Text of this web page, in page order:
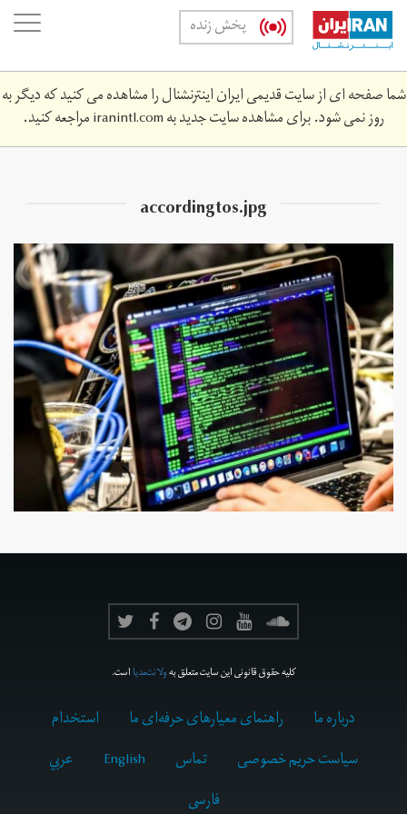
Skip
main
content
پخش زنده
شما صفحه ای از سایت قدیمی ایران اینترنشنال را مشاهده می کنید که دیگر به
روز نمی شود. برای مشاهده سایت جدید بهiranintl.comمراجعه کنید.
accordingtos.jpg
کلیه حقوق قانونی این سایت متعلق بهولانت‌مدیااست.
درباره ما راهنمای معیارهای حرفه‌ای ما
استخدام
سیاست حریم خصوصی
تماس English
عربي
فارسى